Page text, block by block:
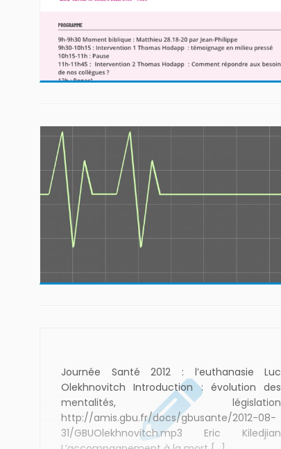
Journée Santé 2012 : l’euthanasie Luc
Olekhnovitch Introduction : évolution des
mentalités, législation
http://amis.gbu.fr/docs/gbusante/2012-08-
31/GBUOlekhnovitch.mp3 Eric Kiledjian